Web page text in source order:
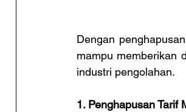
Dengan
mampu memberikan
industri pengolahan.
1. Penghapusan Tarif